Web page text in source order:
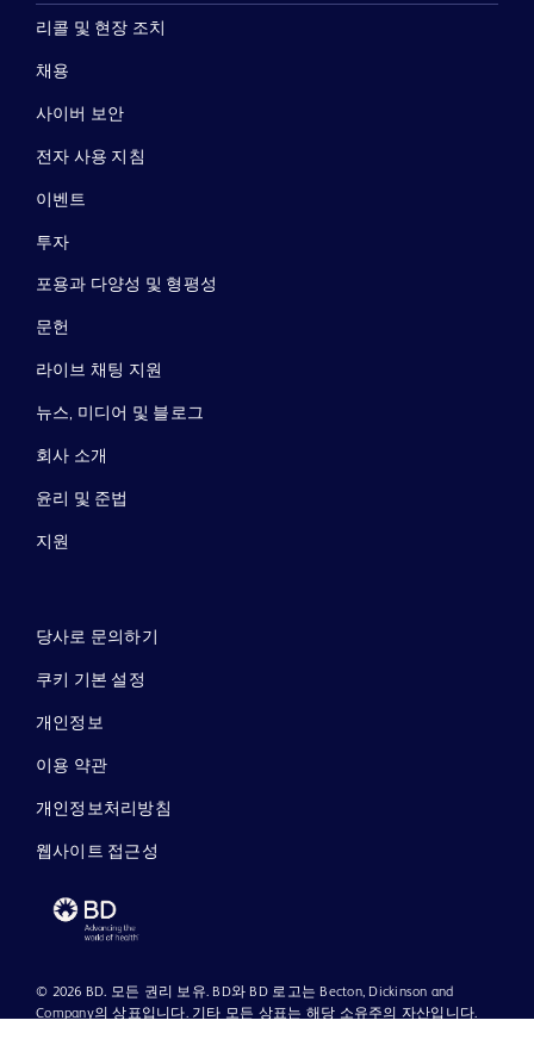
리콜 및 현장 조치
채용
사이버 보안
전자 사용 지침
이벤트
투자
포용과 다양성 및 형평성
문헌
라이브 채팅 지원
뉴스, 미디어 및 블로그
회사 소개
윤리 및 준법
지원
당사로 문의하기
쿠키 기본 설정
개인정보
이용 약관
개인정보처리방침
웹사이트 접근성
© 2026 BD. 모든 권리 보유. BD와 BD 로고는 Becton, Dickinson and
Company의 상표입니다. 기타 모든 상표는 해당 소유주의 자산입니다.